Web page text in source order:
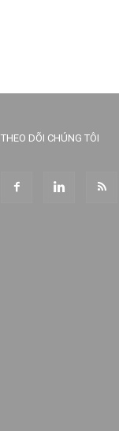
THEO DÕI CHÚNG TÔI